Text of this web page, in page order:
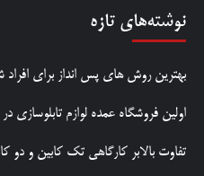
نوشته‌های تازه
بهترین روش‌ های پس‌ انداز برای
اولین فروشگاه عمده لوازم تابلوسازی
تفاوت بالابر کارگاهی تک کابین و دو